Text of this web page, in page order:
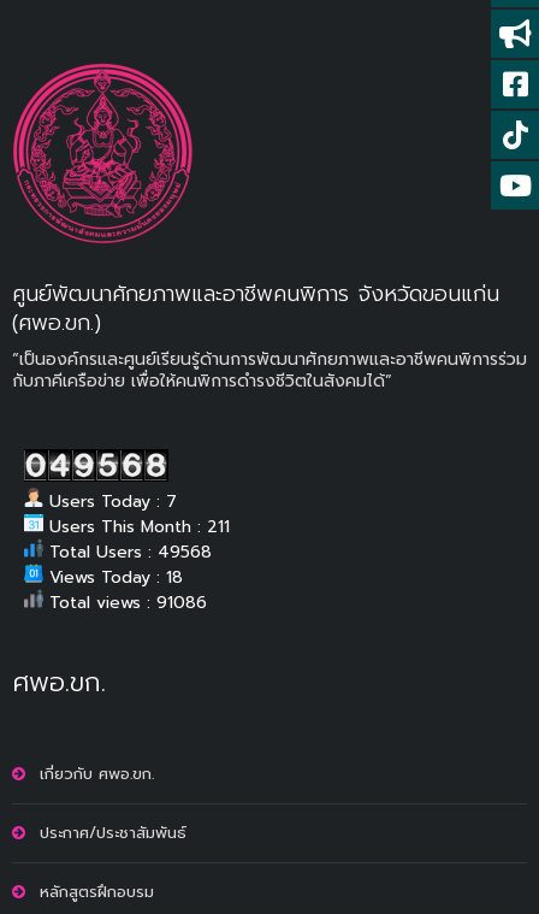
ศูนย์พัฒนาศักยภาพและอาชีพคนพิการ จังหวัดขอนแก่น
(ศพอ.ขก.)
“เป็นองค์กรและศูนย์เรียนรู้ด้านการพัฒนาศักยภาพและอาชีพคนพิการร่วม
กับภาคีเครือข่าย เพื่อให้คนพิการดำรงชีวิตในสังคมได้”
Users Today : 7
Users This Month : 211
Total Users : 49568
Views Today : 18
Total views : 91086
ศพอ.ขก.
เกี่ยวกับ ศพอ.ขก.
ประกาศ/ประชาสัมพันธ์
หลักสูตรฝึกอบรม